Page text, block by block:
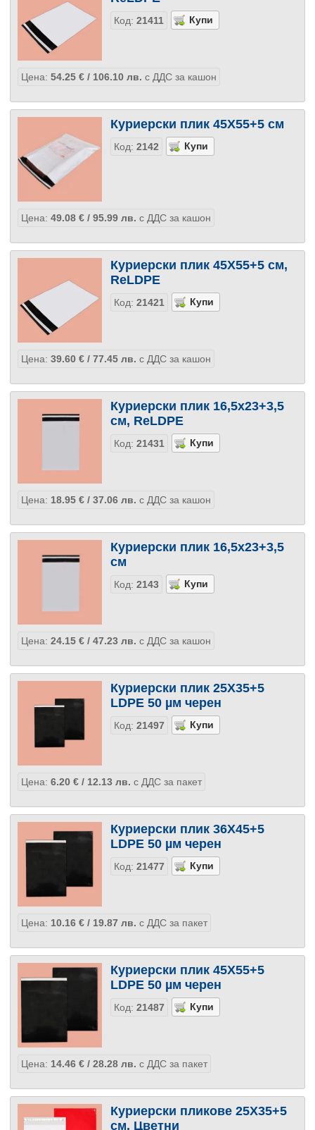
Код: 21411
Цена: 54.25 €/ 106.10 лв. с ДДС за кашон
Куриерски плик 45Х55+5 см
Код: 2142
Цена: 49.08 €/ 95.99 лв. с ДДС за кашон
Куриерски плик 45Х55+5 см,
ReLDPE
Код: 21421
Цена: 39.60 €/ 77.45 лв. с ДДС за кашон
Куриерски плик 16,5х23+3,5
см, ReLDPE
Код: 21431
Цена: 18.95 €/ 37.06 лв. с ДДС за кашон
Куриерски плик 16,5х23+3,5
см
Код: 2143
Цена: 24.15 €/ 47.23 лв. с ДДС за кашон
Куриерски плик 25Х35+5
LDPE 50 µм черен
Код: 21497
Цена: 6.20 €/ 12.13 лв. с ДДС за пакет
Куриерски плик 36Х45+5
LDPE 50 µм черен
Код: 21477
Цена: 10.16 €/ 19.87 лв. с ДДС за пакет
Куриерски плик 45Х55+5
LDPE 50 µм черен
Код: 21487
Цена: 14.46 €/ 28.28 лв. с ДДС за пакет
Куриерски пликове 25Х35+5
см, Цветни